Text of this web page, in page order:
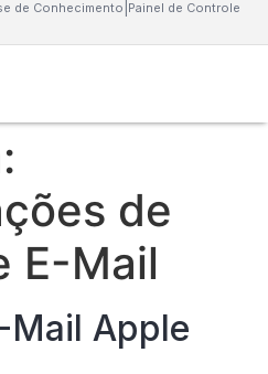
de Conhecimento Painel de Controle
de
E-Mail
Mail Apple